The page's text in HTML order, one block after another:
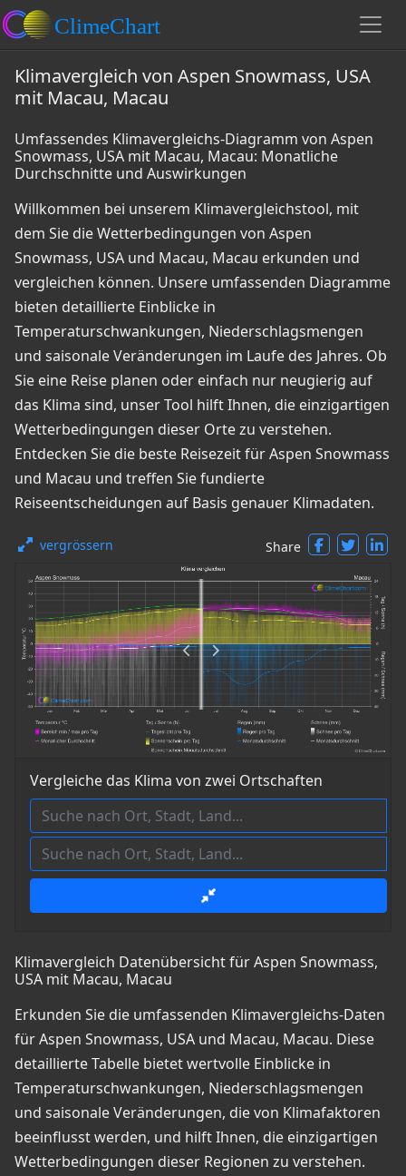
Klimavergleich von Aspen Snowmass, USA
mit Macau, Macau
Umfassendes Klimavergleichs-Diagramm von Aspen
Snowmass, USA mit Macau, Macau: Monatliche
Durchschnitte und Auswirkungen
Willkommen bei unserem Klimavergleichstool, mit
dem Sie die Wetterbedingungen von Aspen
Snowmass, USA und Macau, Macau erkunden und
vergleichen können. Unsere umfassenden Diagramme
bieten detaillierte Einblicke in
Temperaturschwankungen, Niederschlagsmengen
und saisonale Veränderungen im Laufe des Jahres. Ob
Sie eine Reise planen oder einfach nur neugierig auf
das Klima sind, unser Tool hilft Ihnen, die einzigartigen
Wetterbedingungen dieser Orte zu verstehen.
Entdecken Sie die beste Reisezeit für Aspen Snowmass
und Macau und treffen Sie fundierte
Reiseentscheidungen auf Basis genauer Klimadaten.
vergrössern Share
Vergleiche das Klima von zwei Ortschaften
Klimavergleich Datenübersicht für Aspen Snowmass,
USA mit Macau, Macau
Erkunden Sie die umfassenden Klimavergleichs-Daten
für Aspen Snowmass, USA und Macau, Macau. Diese
detaillierte Tabelle bietet wertvolle Einblicke in
Temperaturschwankungen, Niederschlagsmengen
und saisonale Veränderungen, die von Klimafaktoren
beeinflusst werden, und hilft Ihnen, die einzigartigen
Wetterbedingungen dieser Regionen zu verstehen.